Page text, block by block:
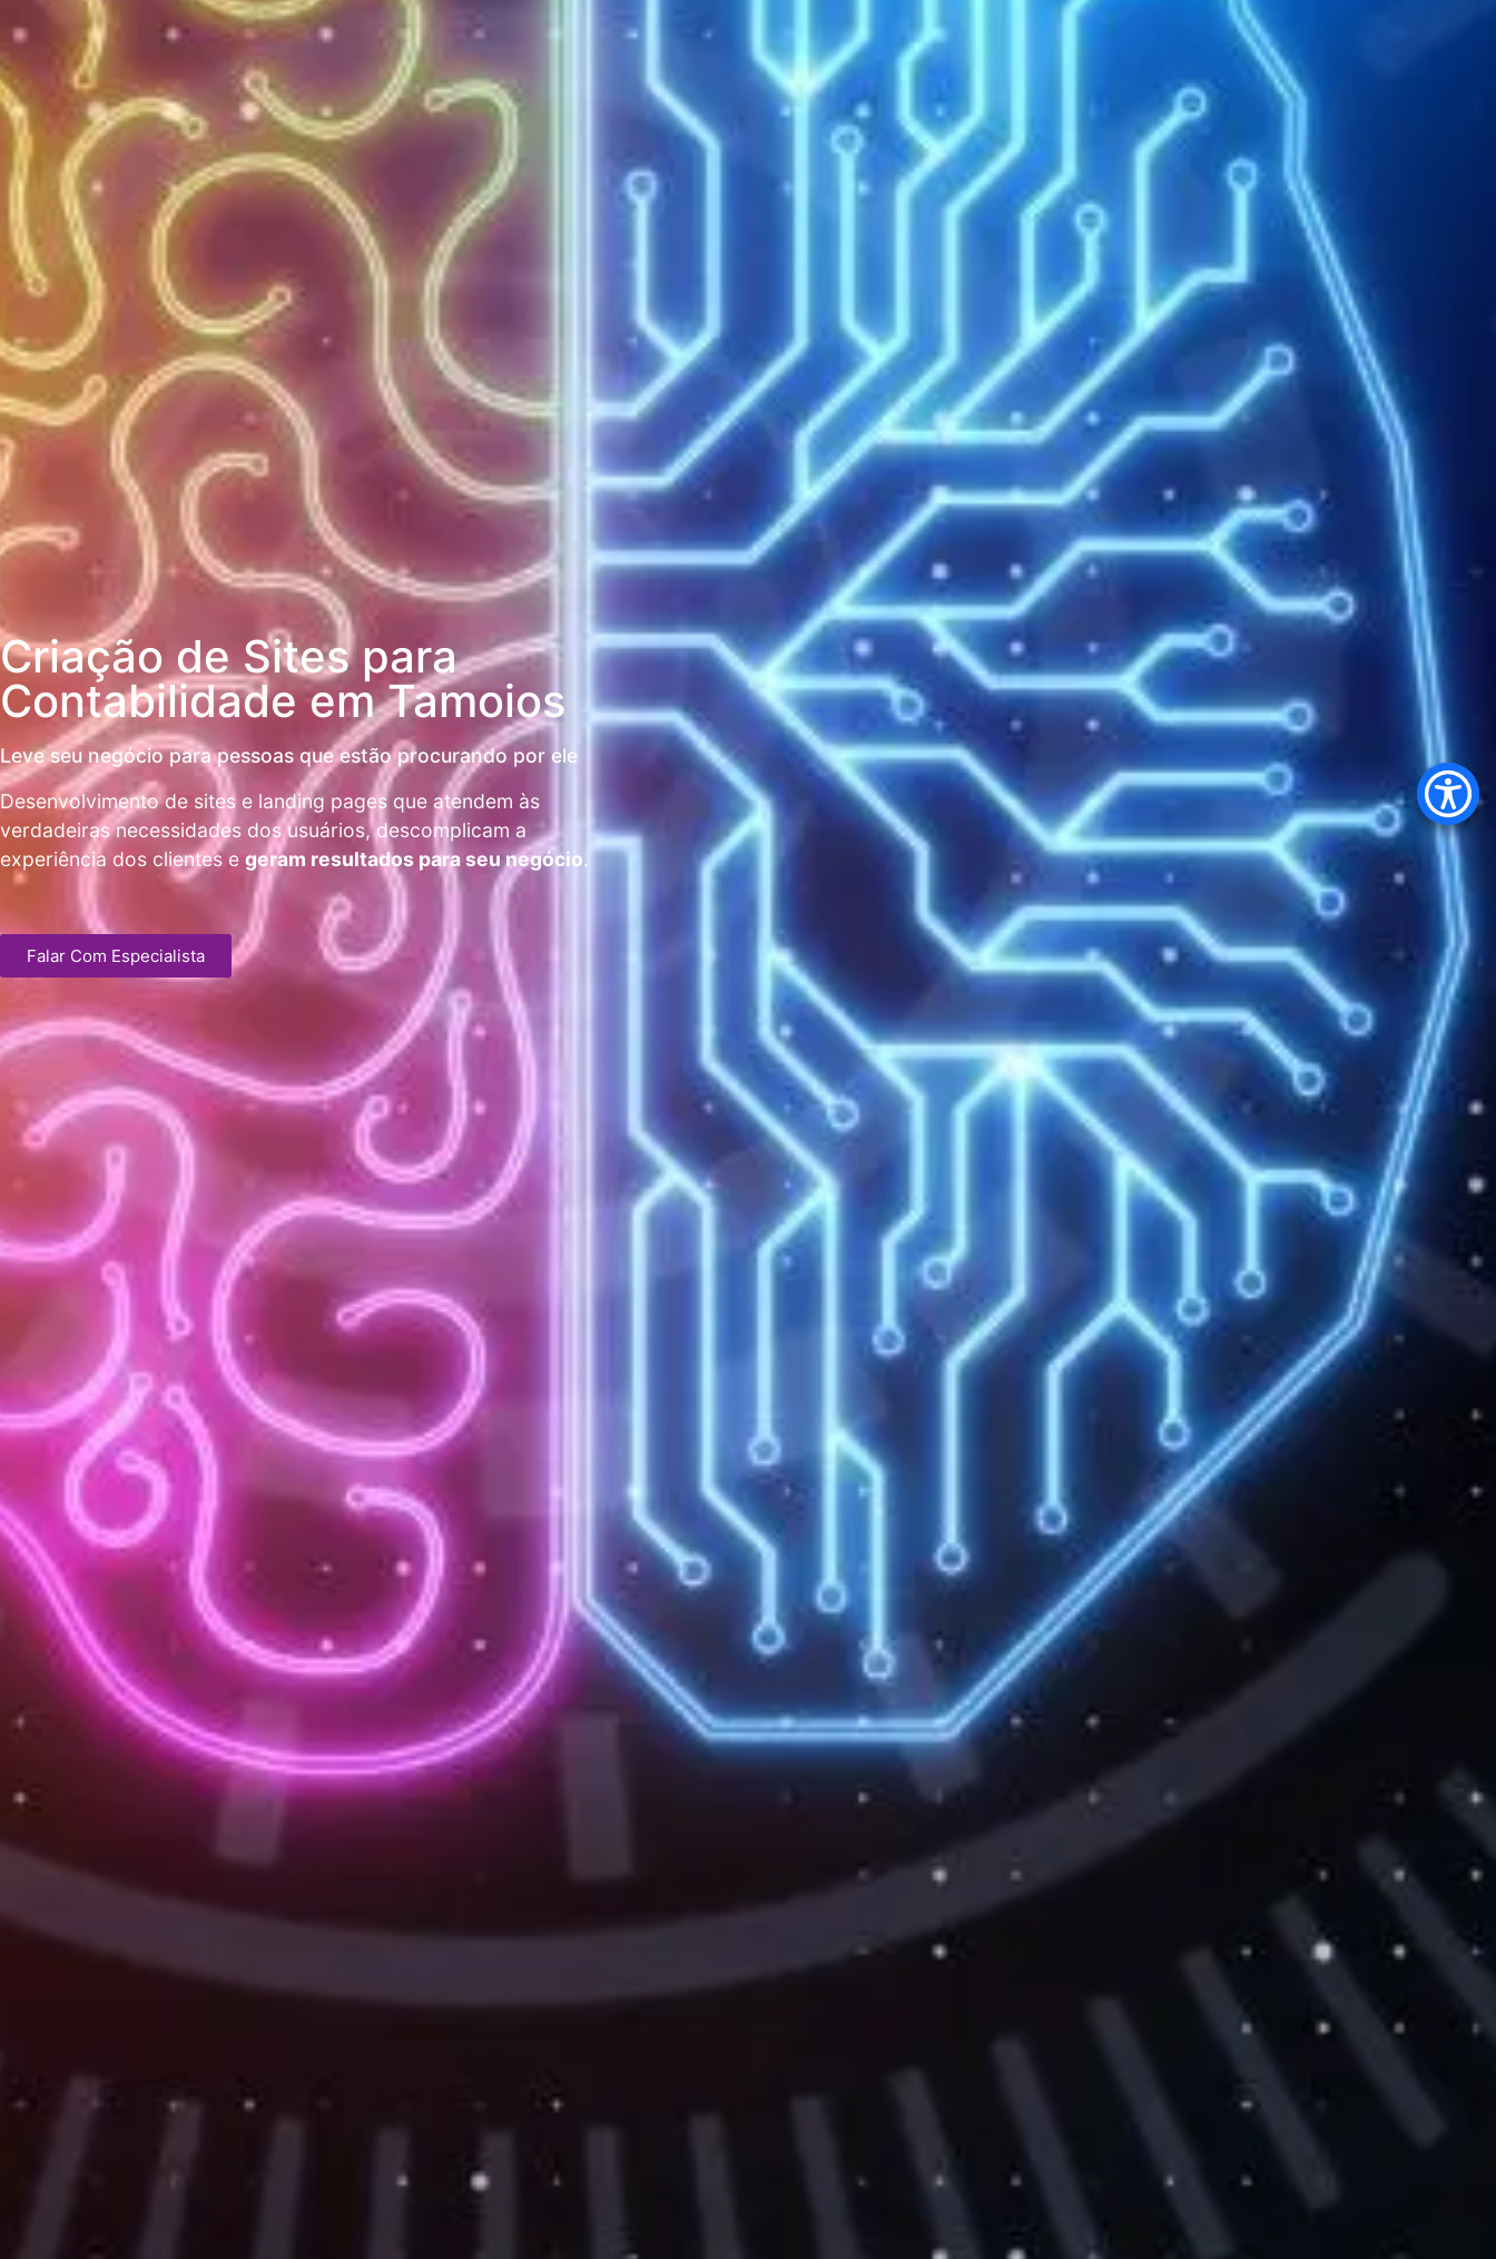
Criação de Sites para
Contabilidade em Tamoios
Leve seu negócio para pessoas que estão procurando por ele
Desenvolvimento de sites e landing pages que atendem às
verdadeiras necessidades dos usuários, descomplicam a
experiência dos clientes e geram resultados para seu negócio.
Falar Com Especialista